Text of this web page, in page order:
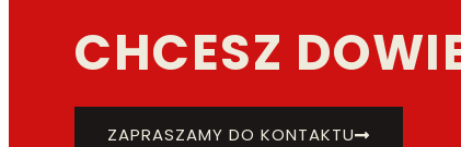
CHCESZ
ZAPRASZAMY DO KONTAKTU